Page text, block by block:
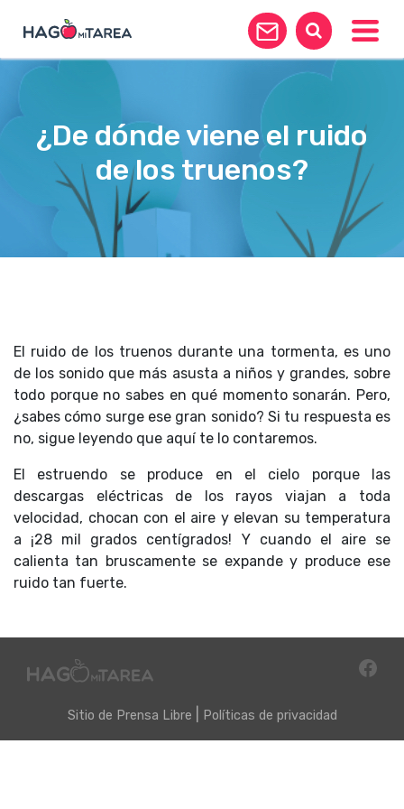
¿De dónde viene el ruido
de los truenos?
El ruido de los truenos durante una tormenta, es uno
de los sonido que más asusta a niños y grandes, sobre
todo porque no sabes en qué momento sonarán. Pero,
¿sabes cómo surge ese gran sonido? Si tu respuesta es
no, sigue leyendo que aquí te lo contaremos.
El estruendo se produce en el cielo porque las
descargas eléctricas de los rayos viajan a toda
velocidad, chocan con el aire y elevan su temperatura
a ¡28 mil grados centígrados! Y cuando el aire se
calienta tan bruscamente se expande y produce ese
ruido tan fuerte.
Sitio de Prensa Libre Políticas de privacidad